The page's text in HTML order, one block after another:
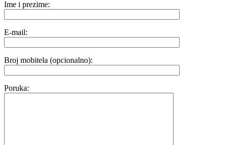
Ime i prezime:
E-mail:
Broj mobitela (opcionalno):
Poruka: